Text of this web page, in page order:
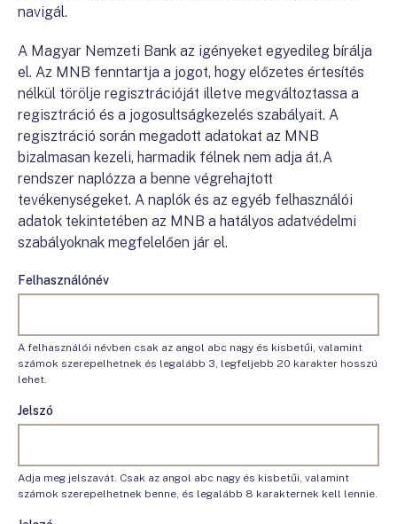
navigál.
A Magyar Nemzeti Bank az igényeket egyedileg bírálja
el. Az MNB fenntartja a jogot, hogy előzetes értesítés
nélkül törölje regisztrációját illetve megváltoztassa a
regisztráció és a jogosultságkezelés szabályait. A
regisztráció során megadott adatokat az MNB
bizalmasan kezeli, harmadik félnek nem adja át.A
rendszer naplózza a benne végrehajtott
tevékenységeket. A naplók és az egyéb felhasználói
adatok tekintetében az MNB a hatályos adatvédelmi
szabályoknak megfelelően jár el.
Felhasználónév
A felhasználói névben csak az angol abc nagy és kisbetűi, valamint
számok szerepelhetnek és legalább 3, legfeljebb 20 karakter hosszú
lehet.
Jelszó
Adja meg jelszavát. Csak az angol abc nagy és kisbetűi, valamint
számok szerepelhetnek benne, és legalább 8 karakternek kell lennie.